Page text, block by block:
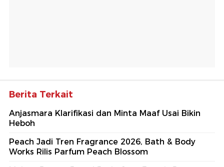
Berita Terkait
Anjasmara Klarifikasi dan Minta Maaf Usai Bikin
Heboh
Peach Jadi Tren Fragrance 2026, Bath & Body
Works Rilis Parfum Peach Blossom